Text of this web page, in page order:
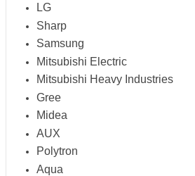
LG
Sharp
Samsung
Mitsubishi Electric
Mitsubishi Heavy Industries
Gree
Midea
AUX
Polytron
Aqua